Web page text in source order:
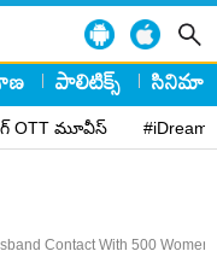
పాలిటిక్స్ సినిమా
OTT మూవీస్
Contact With 500